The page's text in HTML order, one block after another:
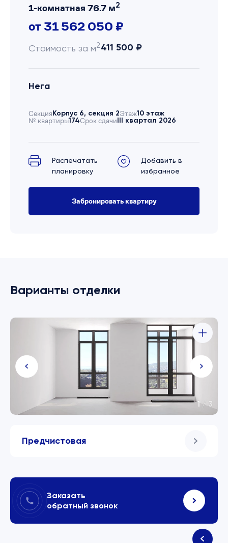
1-комнатная 76.7 м2
от 31 562 050 ₽
Стоимость за м2411 500 ₽
Нега
СекцияКорпус 6, секция 2Этаж10 этаж
№ квартиры174Срок сдачиIII квартал 2026
Распечатать
планировку
Добавить в
избранное
Забронировать квартиру
Варианты отделки
Предчистовая
1 /3
Заказать
обратный звонок